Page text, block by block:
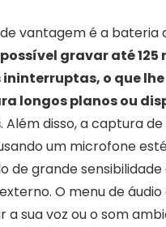
vantagem é a bateria
gravar até 125
o que
longos planos ou
. Além disso, a captura
um microfone
de grande sensibilidade
O menu de
a sua voz ou o som